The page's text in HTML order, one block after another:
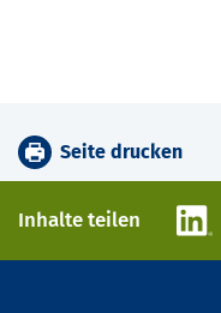
Seite drucken
Inhalte teilen